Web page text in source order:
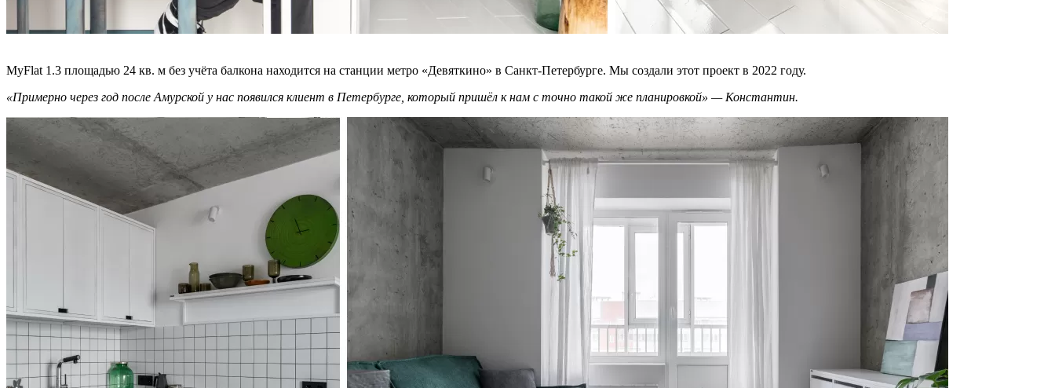
MyFlat 1.3 площадью 24 кв. м без учёта балкона находится на станции метро «Девяткино» в Санкт-Петербурге. Мы создали этот проект в 2022 году.
«Примерно через год после Амурской у нас появился клиент в Петербурге, который пришёл к нам с точно такой же планировкой» — Константин.